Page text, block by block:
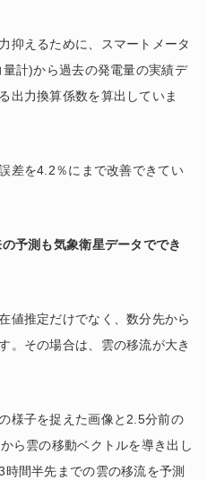
抑えるために、スマートメータ
計)から過去の発電量の実績デ
出力換算係数を算出していま
差を4.2％にまで改善できてい
予測も気象衛星データででき
推定だけでなく、数分先から
。その場合は、雲の移流が大き
様子を捉えた画像と2.5分前の
ら雲の移動ベクトルを導き出し
間半先までの雲の移流を予測